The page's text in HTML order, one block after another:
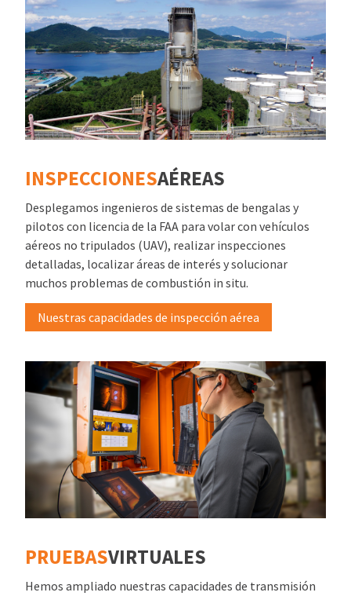
INSPECCIONESAÉREAS
Desplegamos ingenieros de sistemas de bengalas y
pilotos con licencia de la FAA para volar con vehículos
aéreos no tripulados (UAV), realizar inspecciones
detalladas, localizar áreas de interés y solucionar
muchos problemas de combustión in situ.
Nuestras capacidades de inspección aérea
PRUEBASVIRTUALES
Hemos ampliado nuestras capacidades de transmisión